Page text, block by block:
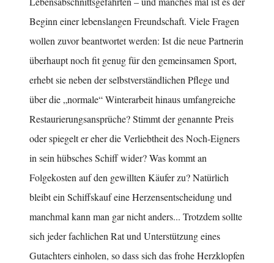
Beginn einer lebenslangen Freundschaft. Viele Fragen
wollen zuvor beantwortet werden: Ist die neue Partnerin
überhaupt noch fit genug für den gemeinsamen Sport,
erhebt sie neben der selbstverständlichen Pflege und
über die „normale“ Winterarbeit hinaus umfangreiche
Restaurierungsansprüche? Stimmt der genannte Preis
oder spiegelt er eher die Verliebtheit des Noch-Eigners
in sein hübsches Schiff wider? Was kommt an
Folgekosten auf den gewillten Käufer zu? Natürlich
bleibt ein Schiffskauf eine Herzensentscheidung und
manchmal kann man gar nicht anders... Trotzdem sollte
sich jeder fachlichen Rat und Unterstützung eines
Gutachters einholen, so dass sich das frohe Herzklopfen